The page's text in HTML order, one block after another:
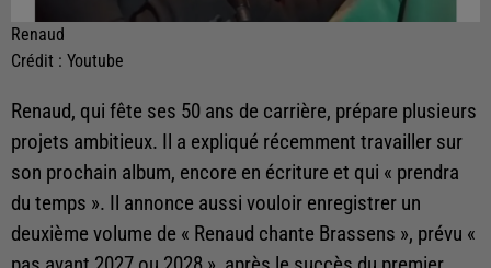
Renaud
Crédit : Youtube
Renaud, qui fête ses 50 ans de carrière, prépare plusieurs
projets ambitieux. Il a expliqué récemment travailler sur
son prochain album, encore en écriture et qui « prendra
du temps ». Il annonce aussi vouloir enregistrer un
deuxième volume de « Renaud chante Brassens », prévu «